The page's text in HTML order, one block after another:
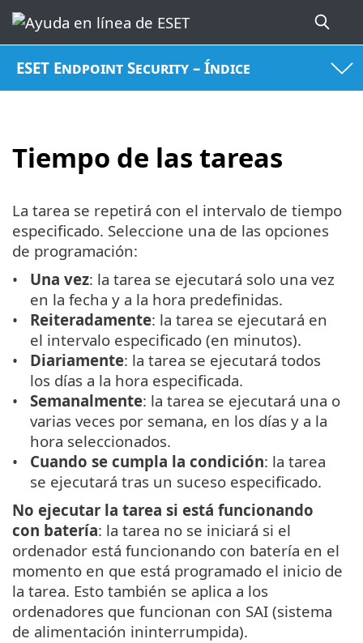
ESET Endpoint Security – Índice
Tiempo de las tareas
La tarea se repetirá con el intervalo de tiempo
especificado. Seleccione una de las opciones
de programación:
Una vez: la tarea se ejecutará solo una vez
en la fecha y a la hora predefinidas.
Reiteradamente: la tarea se ejecutará en
el intervalo especificado (en minutos).
Diariamente: la tarea se ejecutará todos
los días a la hora especificada.
Semanalmente: la tarea se ejecutará una o
varias veces por semana, en los días y a la
hora seleccionados.
Cuando se cumpla la condición: la tarea
se ejecutará tras un suceso especificado.
No ejecutar la tarea si está funcionando
con batería: la tarea no se iniciará si el
ordenador está funcionando con batería en el
momento en que está programado el inicio de
la tarea. Esto también se aplica a los
ordenadores que funcionan con SAI (sistema
de alimentación ininterrumpida).